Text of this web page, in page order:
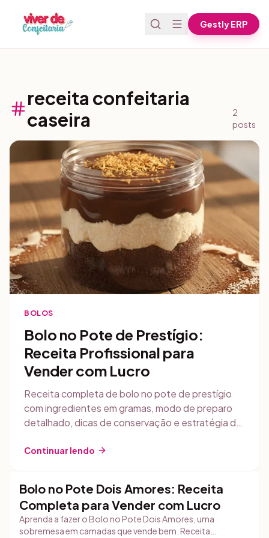
Gestly ERP
receita confeitaria
caseira
2
posts
BOLOS
Bolo no Pote de Prestígio:
Receita Profissional para
Vender com Lucro
Receita completa de bolo no pote de prestígio
com ingredientes em gramas, modo de preparo
detalhado, dicas de conservação e estratégia de
Continuar lendo
Bolos
Bolo no Pote Dois Amores: Receita
Completa para Vender com Lucro
Aprenda a fazer o Bolo no Pote Dois Amores, uma
sobremesa em camadas que vende bem. Receita